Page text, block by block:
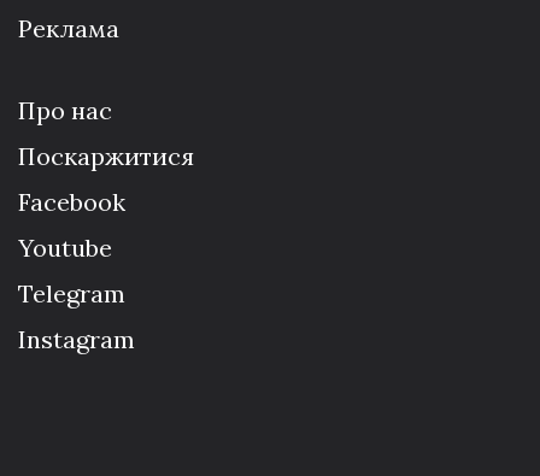
Реклама
Про нас
Поскаржитися
Facebook
Youtube
Telegram
Instagram